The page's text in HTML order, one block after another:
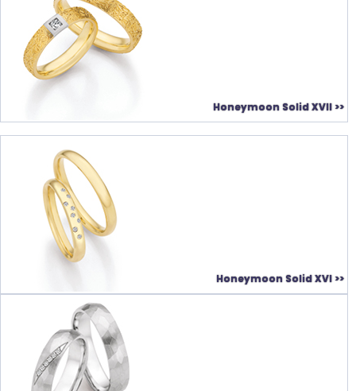
Honeymoon Solid XVII >>
Honeymoon Solid XVI >>